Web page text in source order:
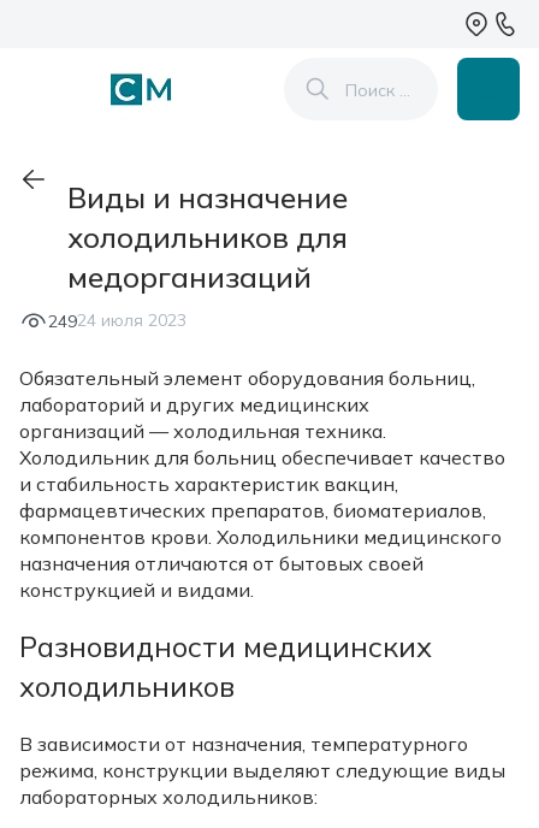
Виды и назначение
холодильников для
медорганизаций
Обязательный элемент оборудования больниц,
лабораторий и других медицинских
организаций — холодильная техника.
Холодильник для больниц обеспечивает качество
и стабильность характеристик вакцин,
фармацевтических препаратов, биоматериалов,
компонентов крови. Холодильники медицинского
назначения отличаются от бытовых своей
конструкцией и видами.
Разновидности медицинских
холодильников
В зависимости от назначения, температурного
режима, конструкции выделяют следующие виды
лабораторных холодильников:
24 июля 2023
249